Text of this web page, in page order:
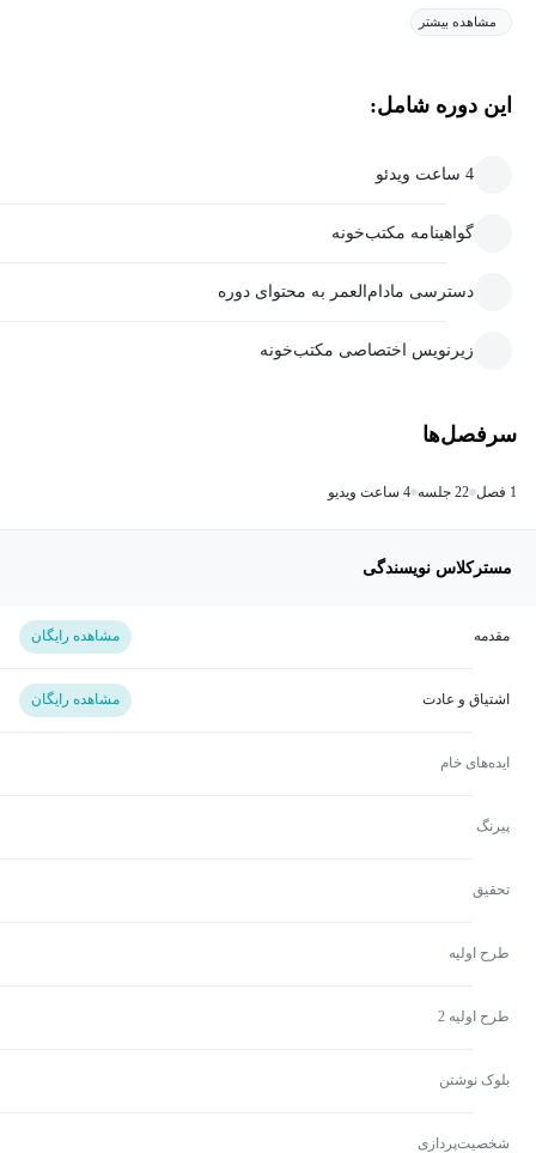
مشاهده بیشتر
این دوره شامل:
4 ساعت ویدئو
گواهینامه مکتب‌خونه
دسترسی مادام‌العمر به محتوای دوره
زیرنویس اختصاصی مکتب‌خونه
سرفصل‌ها
1 فصل 22 جلسه 4 ساعت ویدیو
مسترکلاس نویسندگی
مقدمه مشاهده رایگان
اشتیاق و عادت مشاهده رایگان
ایده‌های خام
پیرنگ
تحقیق
طرح اولیه
طرح اولیه 2
بلوک نوشتن
شخصیت‌پردازی